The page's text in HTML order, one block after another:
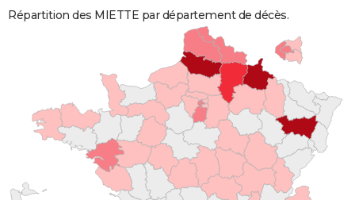
Répartition des MIETTE par département de décès.